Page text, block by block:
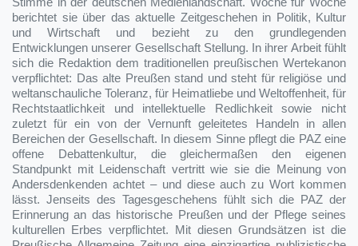
berichtet sie über das aktuelle Zeitgeschehen in Politik, Kultur
und Wirtschaft und bezieht zu den grundlegenden
Entwicklungen unserer Gesellschaft Stellung. In ihrer Arbeit fühlt
sich die Redaktion dem traditionellen preußischen Wertekanon
verpflichtet: Das alte Preußen stand und steht für religiöse und
weltanschauliche Toleranz, für Heimatliebe und Weltoffenheit, für
Rechtstaatlichkeit und intellektuelle Redlichkeit sowie nicht
zuletzt für ein von der Vernunft geleitetes Handeln in allen
Bereichen der Gesellschaft. In diesem Sinne pflegt die PAZ eine
offene Debattenkultur, die gleichermaßen den eigenen
Standpunkt mit Leidenschaft vertritt wie sie die Meinung von
Andersdenkenden achtet – und diese auch zu Wort kommen
lässt. Jenseits des Tagesgeschehens fühlt sich die PAZ der
Erinnerung an das historische Preußen und der Pflege seines
kulturellen Erbes verpflichtet. Mit diesen Grundsätzen ist die